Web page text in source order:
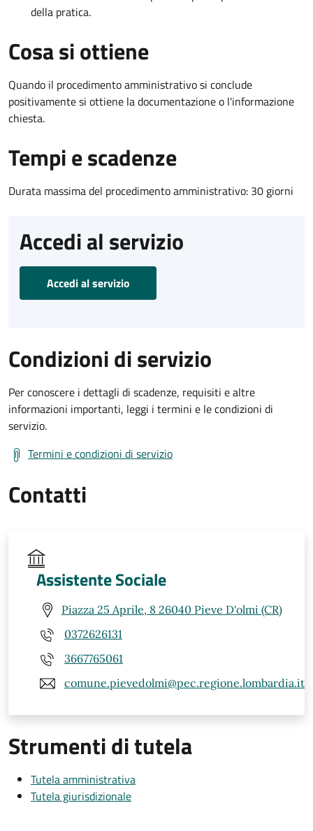
della pratica.
Cosa si ottiene
Quando il procedimento amministrativo si conclude
positivamente si ottiene la documentazione o l'informazione
chiesta.
Tempi e scadenze
Durata massima del procedimento amministrativo: 30 giorni
Accedi al servizio
Accedi al servizio
Condizioni di servizio
Per conoscere i dettagli di scadenze, requisiti e altre
informazioni importanti, leggi i termini e le condizioni di
servizio.
Termini e condizioni di servizio
Contatti
Assistente Sociale
Piazza 25 Aprile, 8 26040 Pieve D'olmi (CR)
0372626131
3667765061
comune.pievedolmi@pec.regione.lombardia.it
Strumenti di tutela
Tutela amministrativa
Tutela giurisdizionale